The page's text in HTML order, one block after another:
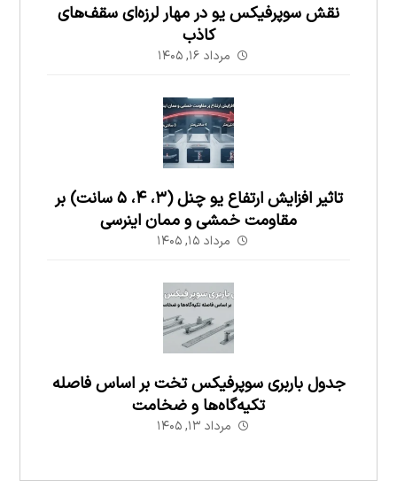
نقش سوپرفیکس یو در مهار لرزه‌ای سقف‌های
کاذب
مرداد ۱۶, ۱۴۰۵
تاثیر افزایش ارتفاع یو چنل (۳، ۴، ۵ سانت) بر
مقاومت خمشی و ممان اینرسی
مرداد ۱۵, ۱۴۰۵
جدول باربری سوپرفیکس تخت بر اساس فاصله
تکیه‌گاه‌ها و ضخامت
مرداد ۱۳, ۱۴۰۵